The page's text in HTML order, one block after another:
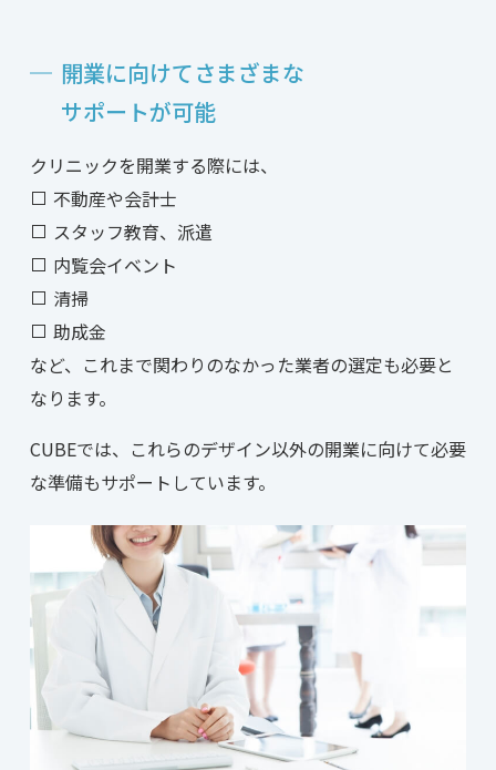
開業に向けてさまざまな
サポートが可能
クリニックを開業する際には、
不動産や会計士
スタッフ教育、派遣
内覧会イベント
清掃
助成金
など、これまで関わりのなかった業者の選定も必要と
なります。
CUBEでは、これらのデザイン以外の開業に向けて必要
な準備もサポートしています。